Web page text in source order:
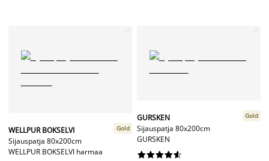
WELLPUR BOKSELVI
Sijauspatja 80x200cm
WELLPUR BOKSELVI harmaa
Gold
GURSKEN
Sijauspatja 80x200cm
GURSKEN
Gold





